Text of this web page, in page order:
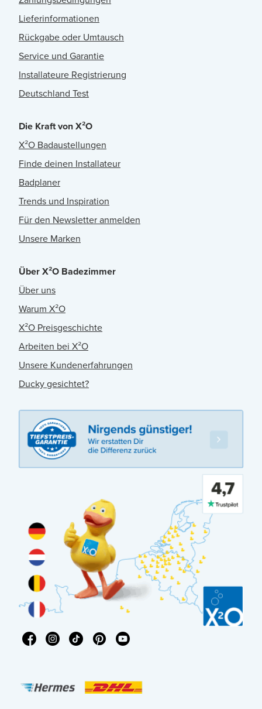
Lieferinformationen
Rückgabe oder Umtausch
Service und Garantie
Installateure Registrierung
Deutschland Test
Die Kraft von X²O
X²O Badaustellungen
Finde deinen Installateur
Badplaner
Trends und Inspiration
Für den Newsletter anmelden
Unsere Marken
Über X²O Badezimmer
Über uns
Warum X²O
X²O Preisgeschichte
Arbeiten bei X²O
Unsere Kundenerfahrungen
Ducky gesichtet?